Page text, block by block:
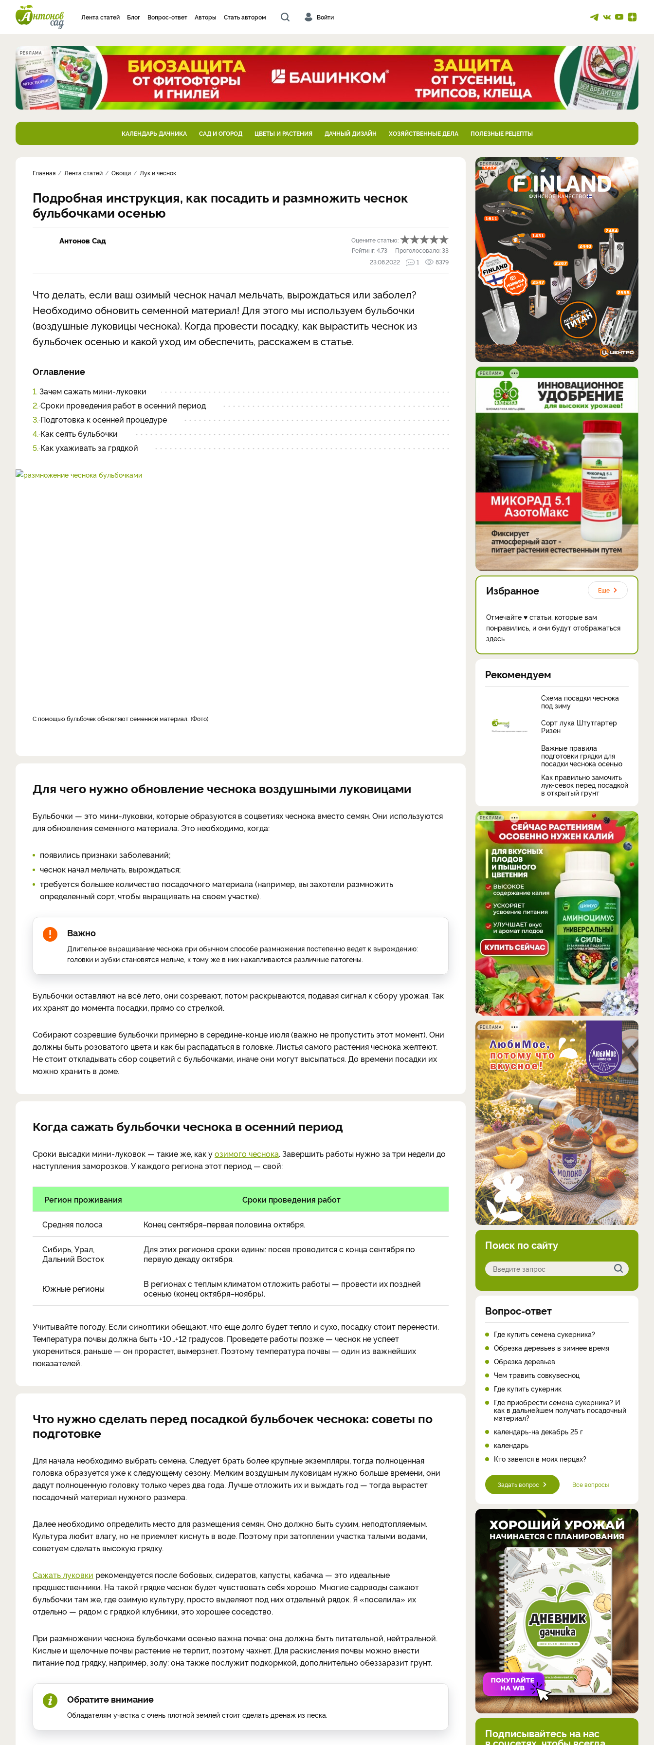
Лента статей Блог Вопрос-ответ Авторы Стать автором Войти
РЕКЛАМА
КАЛЕНДАРЬ ДАЧНИКА САД И ОГОРОД ЦВЕТЫ И РАСТЕНИЯ ДАЧНЫЙ ДИЗАЙН ХОЗЯЙСТВЕННЫЕ ДЕЛА ПОЛЕЗНЫЕ РЕЦЕПТЫ
Главная Лента статей Овощи Лук и чеснок
Подробная инструкция, как посадить и размножить чеснок
бульбочками осенью
Антонов Сад
Оцените статью:
Рейтинг:4.73 Проголосовало:33
23.08.2022
1 8379
Что делать, если ваш озимый чеснок начал мельчать, вырождаться или заболел?
Необходимо обновить семенной материал! Для этого мы используем бульбочки
(воздушные луковицы чеснока). Когда провести посадку, как вырастить чеснок из
бульбочек осенью и какой уход им обеспечить, расскажем в статье.
Оглавление
1. Зачем сажать мини-луковки
2. Сроки проведения работ в осенний период
3. Подготовка к осенней процедуре
4. Как сеять бульбочки
5. Как ухаживать за грядкой
С помощью бульбочек обновляют семенной материал. Фото
Для чего нужно обновление чеснока воздушными луковицами
Бульбочки — это мини-луковки, которые образуются в соцветиях чеснока вместо семян. Они используются
для обновления семенного материала. Это необходимо, когда:
появились признаки заболеваний;
чеснок начал мельчать, вырождаться;
требуется большее количество посадочного материала (например, вы захотели размножить
определенный сорт, чтобы выращивать на своем участке).
Важно
Длительное выращивание чеснока при обычном способе размножения постепенно ведет к вырождению:
головки и зубки становятся мельче, к тому же в них накапливаются различные патогены.
Бульбочки оставляют на всё лето, они созревают, потом раскрываются, подавая сигнал к сбору урожая. Так
их хранят до момента посадки, прямо со стрелкой.
Собирают созревшие бульбочки примерно в середине-конце июля (важно не пропустить этот момент). Они
должны быть розоватого цвета и как бы распадаться в головке. Листья самого растения чеснока желтеют.
Не стоит откладывать сбор соцветий с бульбочками, иначе они могут высыпаться. До времени посадки их
можно хранить в доме.
Когда сажать бульбочки чеснока в осенний период
Сроки высадки мини-луковок — такие же, как уозимого чеснока. Завершить работы нужно за три недели до
наступления заморозков. У каждого региона этот период — свой:
Регион проживания Сроки проведения работ
Средняя полоса Конец сентября–первая половина октября.
Сибирь, Урал,
Дальний Восток
Для этих регионов сроки едины: посев проводится с конца сентября по
первую декаду октября.
Южные регионы
В регионах с теплым климатом отложить работы — провести их поздней
осенью (конец октября–ноябрь).
Учитывайте погоду. Если синоптики обещают, что еще долго будет тепло и сухо, посадку стоит перенести.
Температура почвы должна быть +10…+12 градусов. Проведете работы позже — чеснок не успеет
укорениться, раньше — он прорастет, вымерзнет. Поэтому температура почвы — один из важнейших
показателей.
Что нужно сделать перед посадкой бульбочек чеснока: советы по
подготовке
Для начала необходимо выбрать семена. Следует брать более крупные экземпляры, тогда полноценная
головка образуется уже к следующему сезону. Мелким воздушным луковицам нужно больше времени, они
дадут полноценную головку только через два года. Лучше отложить их и выждать год — тогда вырастет
посадочный материал нужного размера.
Далее необходимо определить место для размещения семян. Оно должно быть сухим, неподтопляемым.
Культура любит влагу, но не приемлет киснуть в воде. Поэтому при затоплении участка талыми водами,
советуем сделать высокую грядку.
Сажать луковки рекомендуется после бобовых, сидератов, капусты, кабачка — это идеальные
предшественники. На такой грядке чеснок будет чувствовать себя хорошо. Многие садоводы сажают
бульбочки там же, где озимую культуру, просто выделяют под них отдельный рядок. Я «поселила» их
отдельно — рядом с грядкой клубники, это хорошее соседство.
При размножении чеснока бульбочками осенью важна почва: она должна быть питательной, нейтральной.
Кислые и щелочные почвы растение не терпит, поэтому чахнет. Для раскисления почвы можно внести
питание под грядку, например, золу: она также послужит подкормкой, дополнительно обеззаразит грунт.
Обратите внимание
Обладателям участка с очень плотной землей стоит сделать дренаж из песка.
РЕКЛАМА
РЕКЛАМА
Избранное Еще
Отмечайте ♥ статьи, которые вам
понравились, и они будут отображаться
здесь
Рекомендуем
Схема посадки чеснока
под зиму
Сорт лука Штутгартер
Ризен
Важные правила
подготовки грядки для
посадки чеснока осенью
Как правильно замочить
лук-севок перед посадкой
в открытый грунт
РЕКЛАМА
РЕКЛАМА
Поиск по сайту
Вопрос-ответ
Где купить семена сукерника?
Обрезка деревьев в зимнее время
Обрезка деревьев
Чем травить совкувесноц
Где купить сукерник
Где приобрести семена сукерника? И
как в дальнейшем получать посадочный
материал?
календарь-на декабрь 25 г
календарь
Кто завелся в моих перцах?
Задать вопрос Все вопросы
Подписывайтесь на нас